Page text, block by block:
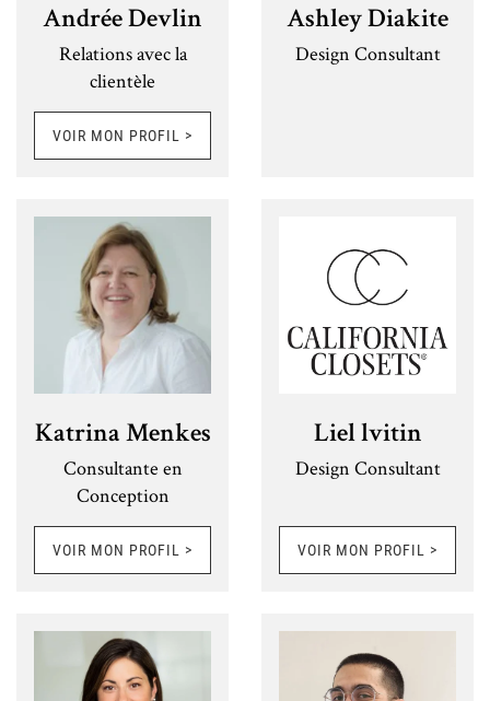
Conçu en fonction de votre budget
Studio de design
Installation et service
Vivez l'avant et après
Presse & actualité
Conseils d’experts
Andrée Devlin
Relations avec la
clientèle
VOIR MON PROFIL >
Ashley Diakite
Design Consultant
Katrina Menkes
Consultante en
Conception
VOIR MON PROFIL >
Liel lvitin
Design Consultant
VOIR MON PROFIL >